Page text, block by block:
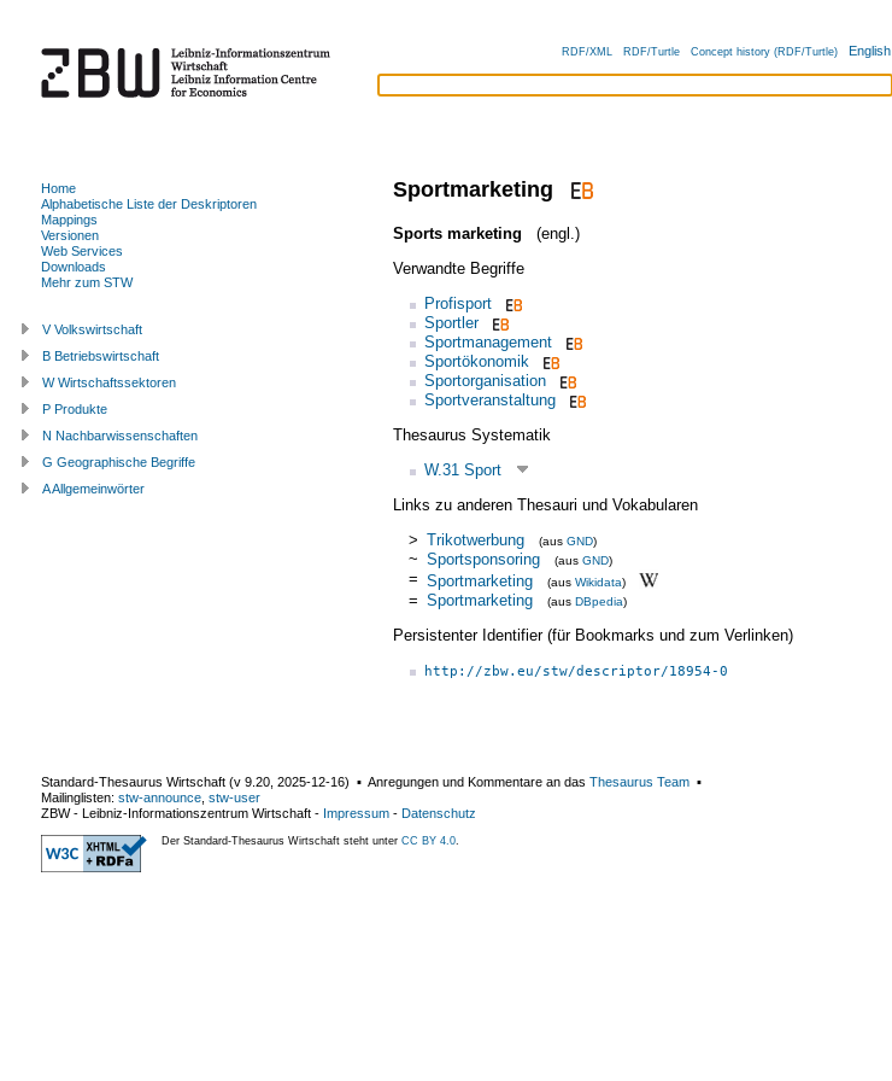
RDF/XML RDF/Turtle Concept history (RDF/Turtle) English
Sportmarketing
Sports marketing
(engl.)
Verwandte Begriffe
Profisport
Sportler
Sportmanagement
Sportökonomik
Sportorganisation
Sportveranstaltung
Thesaurus Systematik
W.31 Sport
Links zu anderen Thesauri und Vokabularen
> Trikotwerbung (aus GND)
~ Sportsponsoring (aus GND)
= Sportmarketing (aus Wikidata)
= Sportmarketing (aus DBpedia)
Persistenter Identifier (für Bookmarks und zum Verlinken)
http://zbw.eu/stw/descriptor/18954-0
Home
Alphabetische Liste der Deskriptoren
Mappings
Versionen
Web Services
Downloads
Mehr zum STW
V Volkswirtschaft
B Betriebswirtschaft
W Wirtschaftssektoren
P Produkte
N Nachbarwissenschaften
G Geographische Begriffe
A Allgemeinwörter
Standard-Thesaurus Wirtschaft (v 9.20 2025-12-16) ▪ Anregungen und Kommentare an das Thesaurus Team ▪
Mailinglisten: stw-announce stw-user
ZBW - Leibniz-Informationszentrum Wirtschaft - Impressum - Datenschutz
Der Standard-Thesaurus Wirtschaft steht unter CC BY 4.0